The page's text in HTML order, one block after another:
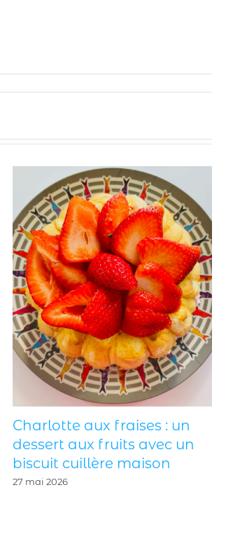
Charlotte aux fraises : un
dessert aux fruits avec un
biscuit cuillère maison
27 mai 2026